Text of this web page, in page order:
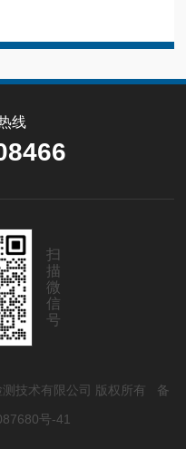
线
扫
描
微
信
号
技术有限公司 版权所有 备
号-41